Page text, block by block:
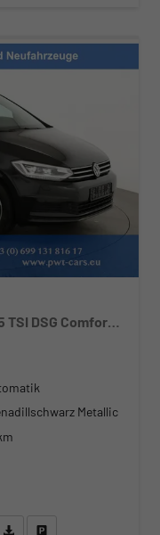
Comfortline BMT/Start-Stopp 1.5 TSI DSG Comfortline, Navi, Side, Kamera, Winter, 17-Zoll, sofort, 3.J-Garantie
Metallic
rufen Sie an
Angebot drucken (PDF)